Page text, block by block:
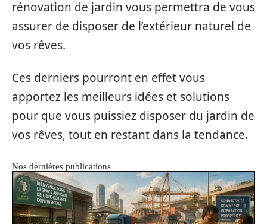
rénovation de jardin vous permettra de vous
assurer de disposer de l’extérieur naturel de
vos rêves.
Ces derniers pourront en effet vous
apportez les meilleurs idées et solutions
pour que vous puissiez disposer du jardin de
vos rêves, tout en restant dans la tendance.
Nos dernières publications